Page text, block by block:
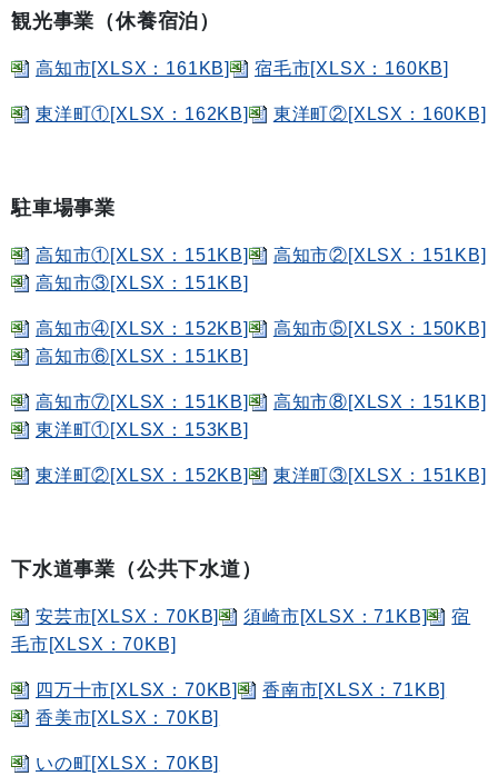
観光事業（休養宿泊）
高知市[XLSX：161KB] 宿毛市[XLSX：160KB]
東洋町①[XLSX：162KB] 東洋町②[XLSX：160KB]
駐車場事業
高知市①[XLSX：151KB]
高知市②[XLSX：151KB]
高知市③[XLSX：151KB]
高知市④[XLSX：152KB]
高知市⑤[XLSX：150KB]
高知市⑥[XLSX：151KB]
高知市⑦[XLSX：151KB]
高知市⑧[XLSX：151KB]
東洋町①[XLSX：153KB]
東洋町②[XLSX：152KB] 東洋町③[XLSX：151KB]
下水道事業（公共下水道）
安芸市[XLSX：70KB] 須崎市[XLSX：71KB]
宿
毛市[XLSX：70KB]
四万十市[XLSX：70KB]
香南市[XLSX：71KB]
香美市[XLSX：70KB]
いの町[XLSX：70KB]